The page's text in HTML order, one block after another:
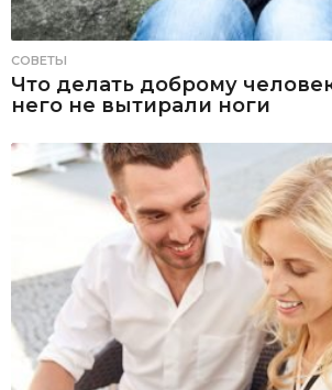
СОВЕТЫ
Что делать доброму
него не вытирали ноги